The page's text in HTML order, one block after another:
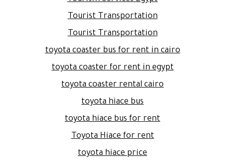
Tourist Transportation
Tourist Transportation
toyota coaster bus for rent in cairo
toyota coaster for rent in egypt
toyota coaster rental cairo
toyota hiace bus
toyota hiace bus for rent
Toyota Hiace for rent
toyota hiace price